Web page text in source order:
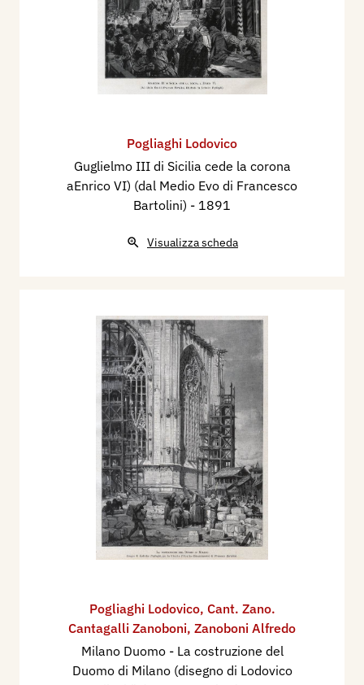
Pogliaghi Lodovico
Guglielmo III di Sicilia cede la corona
aEnrico VI) (dal Medio Evo di Francesco
Bartolini) - 1891
Visualizza scheda
Pogliaghi Lodovico, Cant. Zano.
Cantagalli Zanoboni, Zanoboni Alfredo
Milano Duomo - La costruzione del
Duomo di Milano (disegno di Lodovico